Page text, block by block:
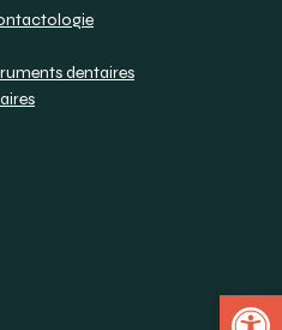
dentaires